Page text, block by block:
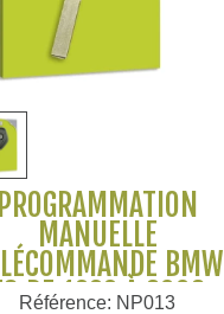
PROGRAMMATION
MANUELLE
BMW
DE 1999 À 2003
Référence: NP013